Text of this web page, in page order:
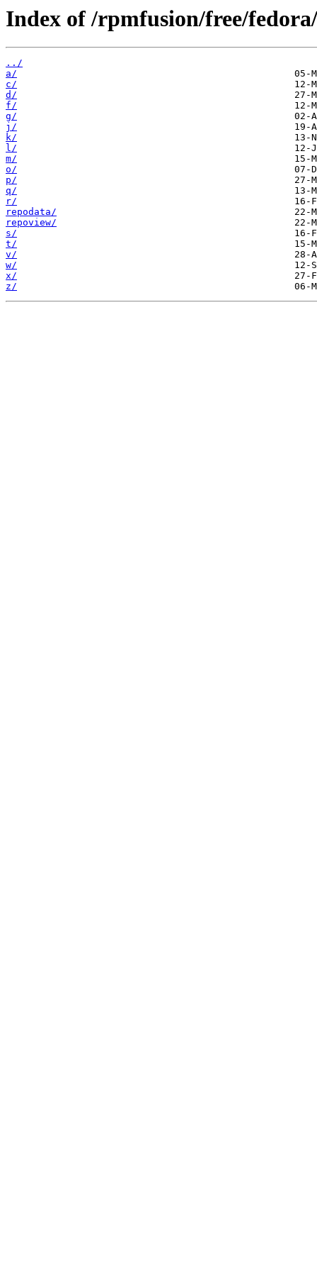
Index of /rpmfusion/free/
../
a/
c/
d/
f/
g/
j/
k/
l/
m/
o/
p/
q/
r/
repodata/
repoview/
s/
t/
v/
w/
x/
z/